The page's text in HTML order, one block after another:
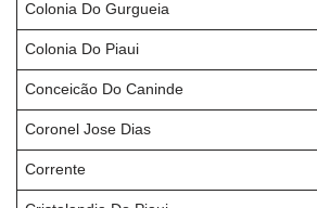
Colonia Do Gurgueia
Colonia Do Piaui
Conceicão Do Caninde
Coronel Jose Dias
Corrente